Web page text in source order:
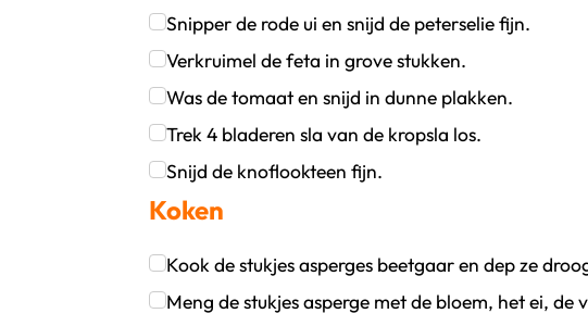
Klik om dit selectievakje aan te vinken
Snipper de rode ui en snijd de peterselie fijn.
Klik om dit selectievakje aan te vinken
Verkruimel de feta in grove stukken.
Klik om dit selectievakje aan te vinken
Was de tomaat en snijd in dunne plakken.
Klik om dit selectievakje aan te vinken
Trek 4 bladeren sla van de kropsla los.
Klik om dit selectievakje aan te vinken
Snijd de knoflookteen fijn.
Klik om dit selectievakje aan te vinken
Koken
Kook de stukjes asperges beetgaar en dep ze
Klik om dit selectievakje aan te vinken
Meng de stukjes asperge met de bloem, het ei, de